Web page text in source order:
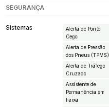
SEGURANÇA
Sistemas
Alerta de Ponto
Cego
Alerta de Pressão
dos Pneus (TPMS)
Alerta de Tráfego
Cruzado
Assistente de
Permanência em
Faixa